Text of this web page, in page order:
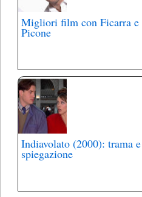
Migliori film con Ficarra e
Picone
Indiavolato (2000): trama e
spiegazione